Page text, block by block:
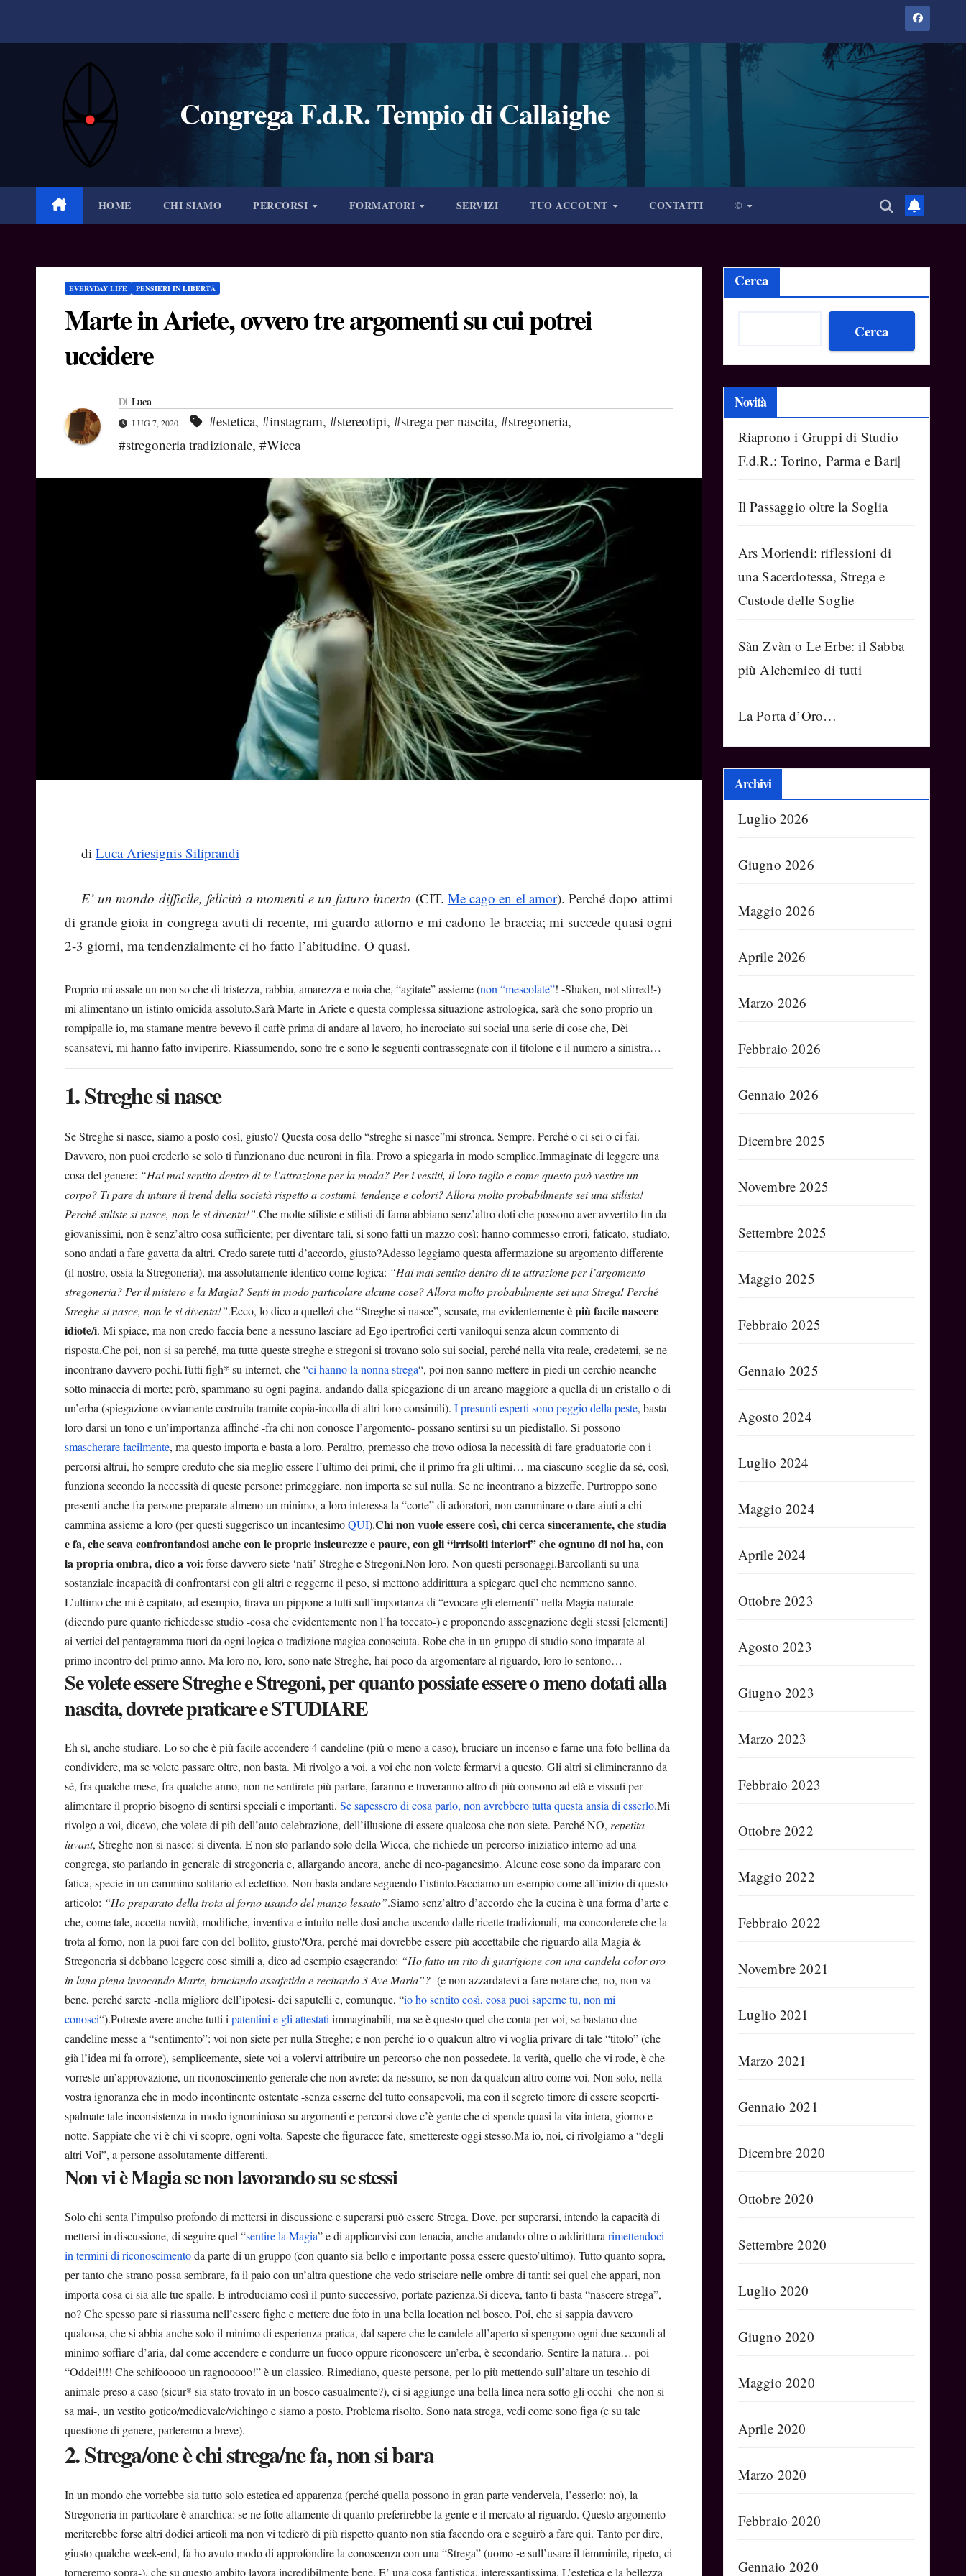
Congrega F.d.R. Tempio di Callaighe
HOME CHI SIAMO PERCORSI FORMATORI SERVIZI TUO ACCOUNT CONTATTI ©
EVERYDAY LIFE PENSIERI IN LIBERTÀ
Marte in Ariete, ovvero tre argomenti su cui potrei
uccidere
Di Luca
LUG 7, 2020 #estetica, #instagram, #stereotipi, #strega per nascita, #stregoneria,
#stregoneria tradizionale, #Wicca
di Luca Ariesignis Siliprandi
E’ un mondo difficile, felicità a momenti e un futuro incerto (CIT. Me cago en el amor). Perché dopo attimi
di grande gioia in congrega avuti di recente, mi guardo attorno e mi cadono le braccia; mi succede quasi ogni
2-3 giorni, ma tendenzialmente ci ho fatto l’abitudine. O quasi.
Proprio mi assale un non so che di tristezza, rabbia, amarezza e noia che, “agitate” assieme (non “mescolate”! -Shaken, not stirred!-)
mi alimentano un istinto omicida assoluto.Sarà Marte in Ariete e questa complessa situazione astrologica, sarà che sono proprio un
rompipalle io, ma stamane mentre bevevo il caffè prima di andare al lavoro, ho incrociato sui social una serie di cose che, Dèi
scansatevi, mi hanno fatto inviperire. Riassumendo, sono tre e sono le seguenti contrassegnate con il titolone e il numero a sinistra…
1. Streghe si nasce
Se Streghe si nasce, siamo a posto così, giusto? Questa cosa dello “streghe si nasce”mi stronca. Sempre. Perché o ci sei o ci fai.
Davvero, non puoi crederlo se solo ti funzionano due neuroni in fila. Provo a spiegarla in modo semplice.Immaginate di leggere una
cosa del genere: “Hai mai sentito dentro di te l’attrazione per la moda? Per i vestiti, il loro taglio e come questo può vestire un
corpo? Ti pare di intuire il trend della società rispetto a costumi, tendenze e colori? Allora molto probabilmente sei una stilista!
Perché stiliste si nasce, non le si diventa!”.Che molte stiliste e stilisti di fama abbiano senz’altro doti che possono aver avvertito fin da
giovanissimi, non è senz’altro cosa sufficiente; per diventare tali, si sono fatti un mazzo così: hanno commesso errori, faticato, studiato,
sono andati a fare gavetta da altri. Credo sarete tutti d’accordo, giusto?Adesso leggiamo questa affermazione su argomento differente
(il nostro, ossia la Stregoneria), ma assolutamente identico come logica: “Hai mai sentito dentro di te attrazione per l’argomento
stregoneria? Per il mistero e la Magia? Senti in modo particolare alcune cose? Allora molto probabilmente sei una Strega! Perché
Streghe si nasce, non le si diventa!”.Ecco, lo dico a quelle/i che “Streghe si nasce”, scusate, ma evidentementeè più facile nascere
idiote/i. Mi spiace, ma non credo faccia bene a nessuno lasciare ad Ego ipertrofici certi vaniloqui senza alcun commento di
risposta.Che poi, non si sa perché, ma tutte queste streghe e stregoni si trovano solo sui social, perché nella vita reale, credetemi, se ne
incontrano davvero pochi.Tutti figh* su internet, che “ci hanno la nonna strega“, poi non sanno mettere in piedi un cerchio neanche
sotto minaccia di morte; però, spammano su ogni pagina, andando dalla spiegazione di un arcano maggiore a quella di un cristallo o di
un’erba (spiegazione ovviamente costruita tramite copia-incolla di altri loro consimili). I presunti esperti sono peggio della peste, basta
loro darsi un tono e un’importanza affinché -fra chi non conosce l’argomento- possano sentirsi su un piedistallo. Si possono
smascherare facilmente, ma questo importa e basta a loro. Peraltro, premesso che trovo odiosa la necessità di fare graduatorie con i
percorsi altrui, ho sempre creduto che sia meglio essere l’ultimo dei primi, che il primo fra gli ultimi… ma ciascuno sceglie da sé, così,
funziona secondo la necessità di queste persone: primeggiare, non importa se sul nulla. Se ne incontrano a bizzeffe. Purtroppo sono
presenti anche fra persone preparate almeno un minimo, a loro interessa la “corte” di adoratori, non camminare o dare aiuti a chi
cammina assieme a loro (per questi suggerisco un incantesimoQUI).Chi non vuole essere così, chi cerca sinceramente, che studia
e fa, che scava confrontandosi anche con le proprie insicurezze e paure, con gli “irrisolti interiori” che ognuno di noi ha, con
la propria ombra, dico a voi: forse davvero siete ‘nati’ Streghe e Stregoni.Non loro. Non questi personaggi.Barcollanti su una
sostanziale incapacità di confrontarsi con gli altri e reggerne il peso, si mettono addirittura a spiegare quel che nemmeno sanno.
L’ultimo che mi è capitato, ad esempio, tirava un pippone a tutti sull’importanza di “evocare gli elementi” nella Magia naturale
(dicendo pure quanto richiedesse studio -cosa che evidentemente non l’ha toccato-) e proponendo assegnazione degli stessi [elementi]
ai vertici del pentagramma fuori da ogni logica o tradizione magica conosciuta. Robe che in un gruppo di studio sono imparate al
primo incontro del primo anno. Ma loro no, loro, sono nate Streghe, hai poco da argomentare al riguardo, loro lo sentono…
Se volete essere Streghe e Stregoni, per quanto possiate essere o meno dotati alla
nascita, dovrete praticare e STUDIARE
Eh sì, anche studiare. Lo so che è più facile accendere 4 candeline (più o meno a caso), bruciare un incenso e farne una foto bellina da
condividere, ma se volete passare oltre, non basta. Mi rivolgo a voi, a voi che non volete fermarvi a questo. Gli altri si elimineranno da
sé, fra qualche mese, fra qualche anno, non ne sentirete più parlare, faranno e troveranno altro di più consono ad età e vissuti per
alimentare il proprio bisogno di sentirsi speciali e importanti. Se sapessero di cosa parlo, non avrebbero tutta questa ansia di esserlo.Mi
rivolgo a voi, dicevo, che volete di più dell’auto celebrazione, dell’illusione di essere qualcosa che non siete. Perché NO, repetita
iuvant, Streghe non si nasce: si diventa. E non sto parlando solo della Wicca, che richiede un percorso iniziatico interno ad una
congrega, sto parlando in generale di stregoneria e, allargando ancora, anche di neo-paganesimo. Alcune cose sono da imparare con
fatica, specie in un cammino solitario ed eclettico. Non basta andare seguendo l’istinto.Facciamo un esempio come all’inizio di questo
articolo: “Ho preparato della trota al forno usando del manzo lessato”.Siamo senz’altro d’accordo che la cucina è una forma d’arte e
che, come tale, accetta novità, modifiche, inventiva e intuito nelle dosi anche uscendo dalle ricette tradizionali, ma concorderete che la
trota al forno, non la puoi fare con del bollito, giusto?Ora, perché mai dovrebbe essere più accettabile che riguardo alla Magia &
Stregoneria si debbano leggere cose simili a, dico ad esempio esagerando: “Ho fatto un rito di guarigione con una candela color oro
in luna piena invocando Marte, bruciando assafetida e recitando 3 Ave Maria”? (e non azzardatevi a fare notare che, no, non va
bene, perché sarete -nella migliore dell’ipotesi- dei saputelli e, comunque, “io ho sentito così, cosa puoi saperne tu, non mi
conosci“).Potreste avere anche tutti i patentini e gli attestati immaginabili, ma se è questo quel che conta per voi, se bastano due
candeline messe a “sentimento”: voi non siete per nulla Streghe; e non perché io o qualcun altro vi voglia privare di tale “titolo” (che
già l’idea mi fa orrore), semplicemente, siete voi a volervi attribuire un percorso che non possedete. la verità, quello che vi rode, è che
vorreste un’approvazione, un riconoscimento generale che non avrete: da nessuno, se non da qualcun altro come voi. Non solo, nella
vostra ignoranza che in modo incontinente ostentate -senza esserne del tutto consapevoli, ma con il segreto timore di essere scoperti-
spalmate tale inconsistenza in modo ignominioso su argomenti e percorsi dove c’è gente che ci spende quasi la vita intera, giorno e
notte. Sappiate che vi è chi vi scopre, ogni volta. Sapeste che figuracce fate, smettereste oggi stesso.Ma io, noi, ci rivolgiamo a “degli
altri Voi”, a persone assolutamente differenti.
Non vi è Magia se non lavorando su se stessi
Solo chi senta l’impulso profondo di mettersi in discussione e superarsi può essere Strega. Dove, per superarsi, intendo la capacità di
mettersi in discussione, di seguire quel “sentire la Magia” e di applicarvisi con tenacia, anche andando oltre o addirittura rimettendoci
in termini di riconoscimentoda parte di un gruppo (con quanto sia bello e importante possa essere questo’ultimo). Tutto quanto sopra,
per tanto che strano possa sembrare, fa il paio con un’altra questione che vedo strisciare nelle ombre di tanti: sei quel che appari, non
importa cosa ci sia alle tue spalle. E introduciamo così il punto successivo, portate pazienza.Si diceva, tanto ti basta “nascere strega”,
no? Che spesso pare si riassuma nell’essere fighe e mettere due foto in una bella location nel bosco. Poi, che si sappia davvero
qualcosa, che si abbia anche solo il minimo di esperienza pratica, dal sapere che le candele all’aperto si spengono ogni due secondi al
minimo soffiare d’aria, dal come accendere e condurre un fuoco oppure riconoscere un’erba, è secondario. Sentire la natura… poi
“Oddei!!!! Che schifooooo un ragnooooo!” è un classico. Rimediano, queste persone, per lo più mettendo sull’altare un teschio di
animale preso a caso (sicur* sia stato trovato in un bosco casualmente?), ci si aggiunge una bella linea nera sotto gli occhi -che non si
sa mai-, un vestito gotico/medievale/vichingo e siamo a posto. Problema risolto. Sono nata strega, vedi come sono figa (e su tale
questione di genere, parleremo a breve).
2. Strega/one è chi strega/ne fa, non si bara
In un mondo che vorrebbe sia tutto solo estetica ed apparenza (perché quella possono in gran parte vendervela, l’esserlo: no), la
Stregoneria in particolare è anarchica: se ne fotte altamente di quanto preferirebbe la gente e il mercato al riguardo. Questo argomento
meriterebbe forse altri dodici articoli ma non vi tedierò di più rispetto quanto non stia facendo ora e seguirò a fare qui. Tanto per dire,
giusto qualche week-end, fa ho avuto modo di approfondire la conoscenza con una “Strega” (uomo -e sull’usare il femminile, ripeto, ci
torneremo sopra-), che su questo ambito lavora incredibilmente bene. E’ una cosa fantistica, interessantissima. L’estetica e la bellezza
Cerca
Cerca
Novità
Riaprono i Gruppi di Studio
F.d.R.: Torino, Parma e Bari|
Il Passaggio oltre la Soglia
Ars Moriendi: riflessioni di
una Sacerdotessa, Strega e
Custode delle Soglie
Sàn Zvàn o Le Erbe: il Sabba
più Alchemico di tutti
La Porta d’Oro…
Archivi
Luglio 2026
Giugno 2026
Maggio 2026
Aprile 2026
Marzo 2026
Febbraio 2026
Gennaio 2026
Dicembre 2025
Novembre 2025
Settembre 2025
Maggio 2025
Febbraio 2025
Gennaio 2025
Agosto 2024
Luglio 2024
Maggio 2024
Aprile 2024
Ottobre 2023
Agosto 2023
Giugno 2023
Marzo 2023
Febbraio 2023
Ottobre 2022
Maggio 2022
Febbraio 2022
Novembre 2021
Luglio 2021
Marzo 2021
Gennaio 2021
Dicembre 2020
Ottobre 2020
Settembre 2020
Luglio 2020
Giugno 2020
Maggio 2020
Aprile 2020
Marzo 2020
Febbraio 2020
Gennaio 2020